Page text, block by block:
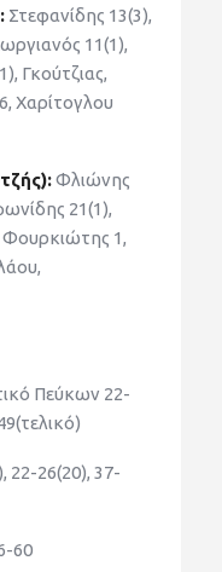
Στεφανίδης 13(3),
11(1),
Γκούτζιας,
Χαρίτογλου
Φλιώνης
21(1),
1,
Πεύκων 22-
26(20), 37-
60